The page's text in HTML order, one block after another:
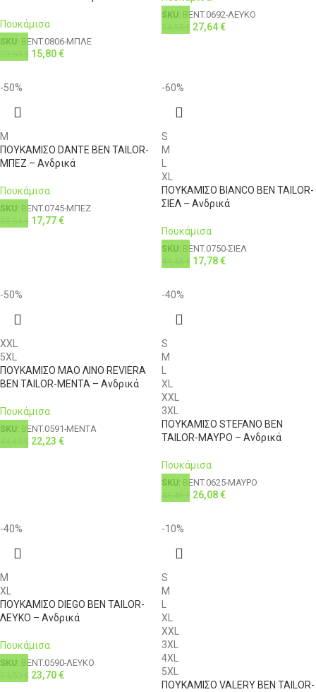
Πουκάμισα
SKU: BENT.0806-ΜΠΛΕ
€ 15,80€
SKU: BENT.0692-ΛΕΥΚΟ
€ 27,64€
-50%
M
ΠΟΥΚΑΜΙΣΟ DANTE BEN TAILOR-
ΜΠΕΖ – Ανδρικά
Πουκάμισα
SKU: BENT.0745-ΜΠΕΖ
€ 17,77€
-60%
S
M
XL
ΠΟΥΚΑΜΙΣΟ BIANCO BEN TAILOR-
ΣΙΕΛ – Ανδρικά
Πουκάμισα
SKU: BENT.0750-ΣΙΕΛ
€ 17,78€
-50%
XXL
5XL
ΠΟΥΚΑΜΙΣΟ ΜΑΟ ΛΙΝΟ REVIERA
BEN TAILOR-ΜΕΝΤΑ – Ανδρικά
Πουκάμισα
SKU: BENT.0591-ΜΕΝΤΑ
€ 22,23 €
-40%
S
M
XL
XXL
3XL
ΠΟΥΚΑΜΙΣΟ STEFANO BEN
TAILOR-ΜΑΥΡΟ – Ανδρικά
Πουκάμισα
SKU: BENT.0625-ΜΑΥΡΟ
€ 26,08€
-40%
M
XL
ΠΟΥΚΑΜΙΣΟ DIEGO BEN TAILOR-
ΛΕΥΚΟ – Ανδρικά
Πουκάμισα
SKU: BENT.0590-ΛΕΥΚΟ
€ 23,70€
-10%
S
M
XL
XXL
3XL
4XL
5XL
ΠΟΥΚΑΜΙΣΟ VALERY BEN TAILOR-